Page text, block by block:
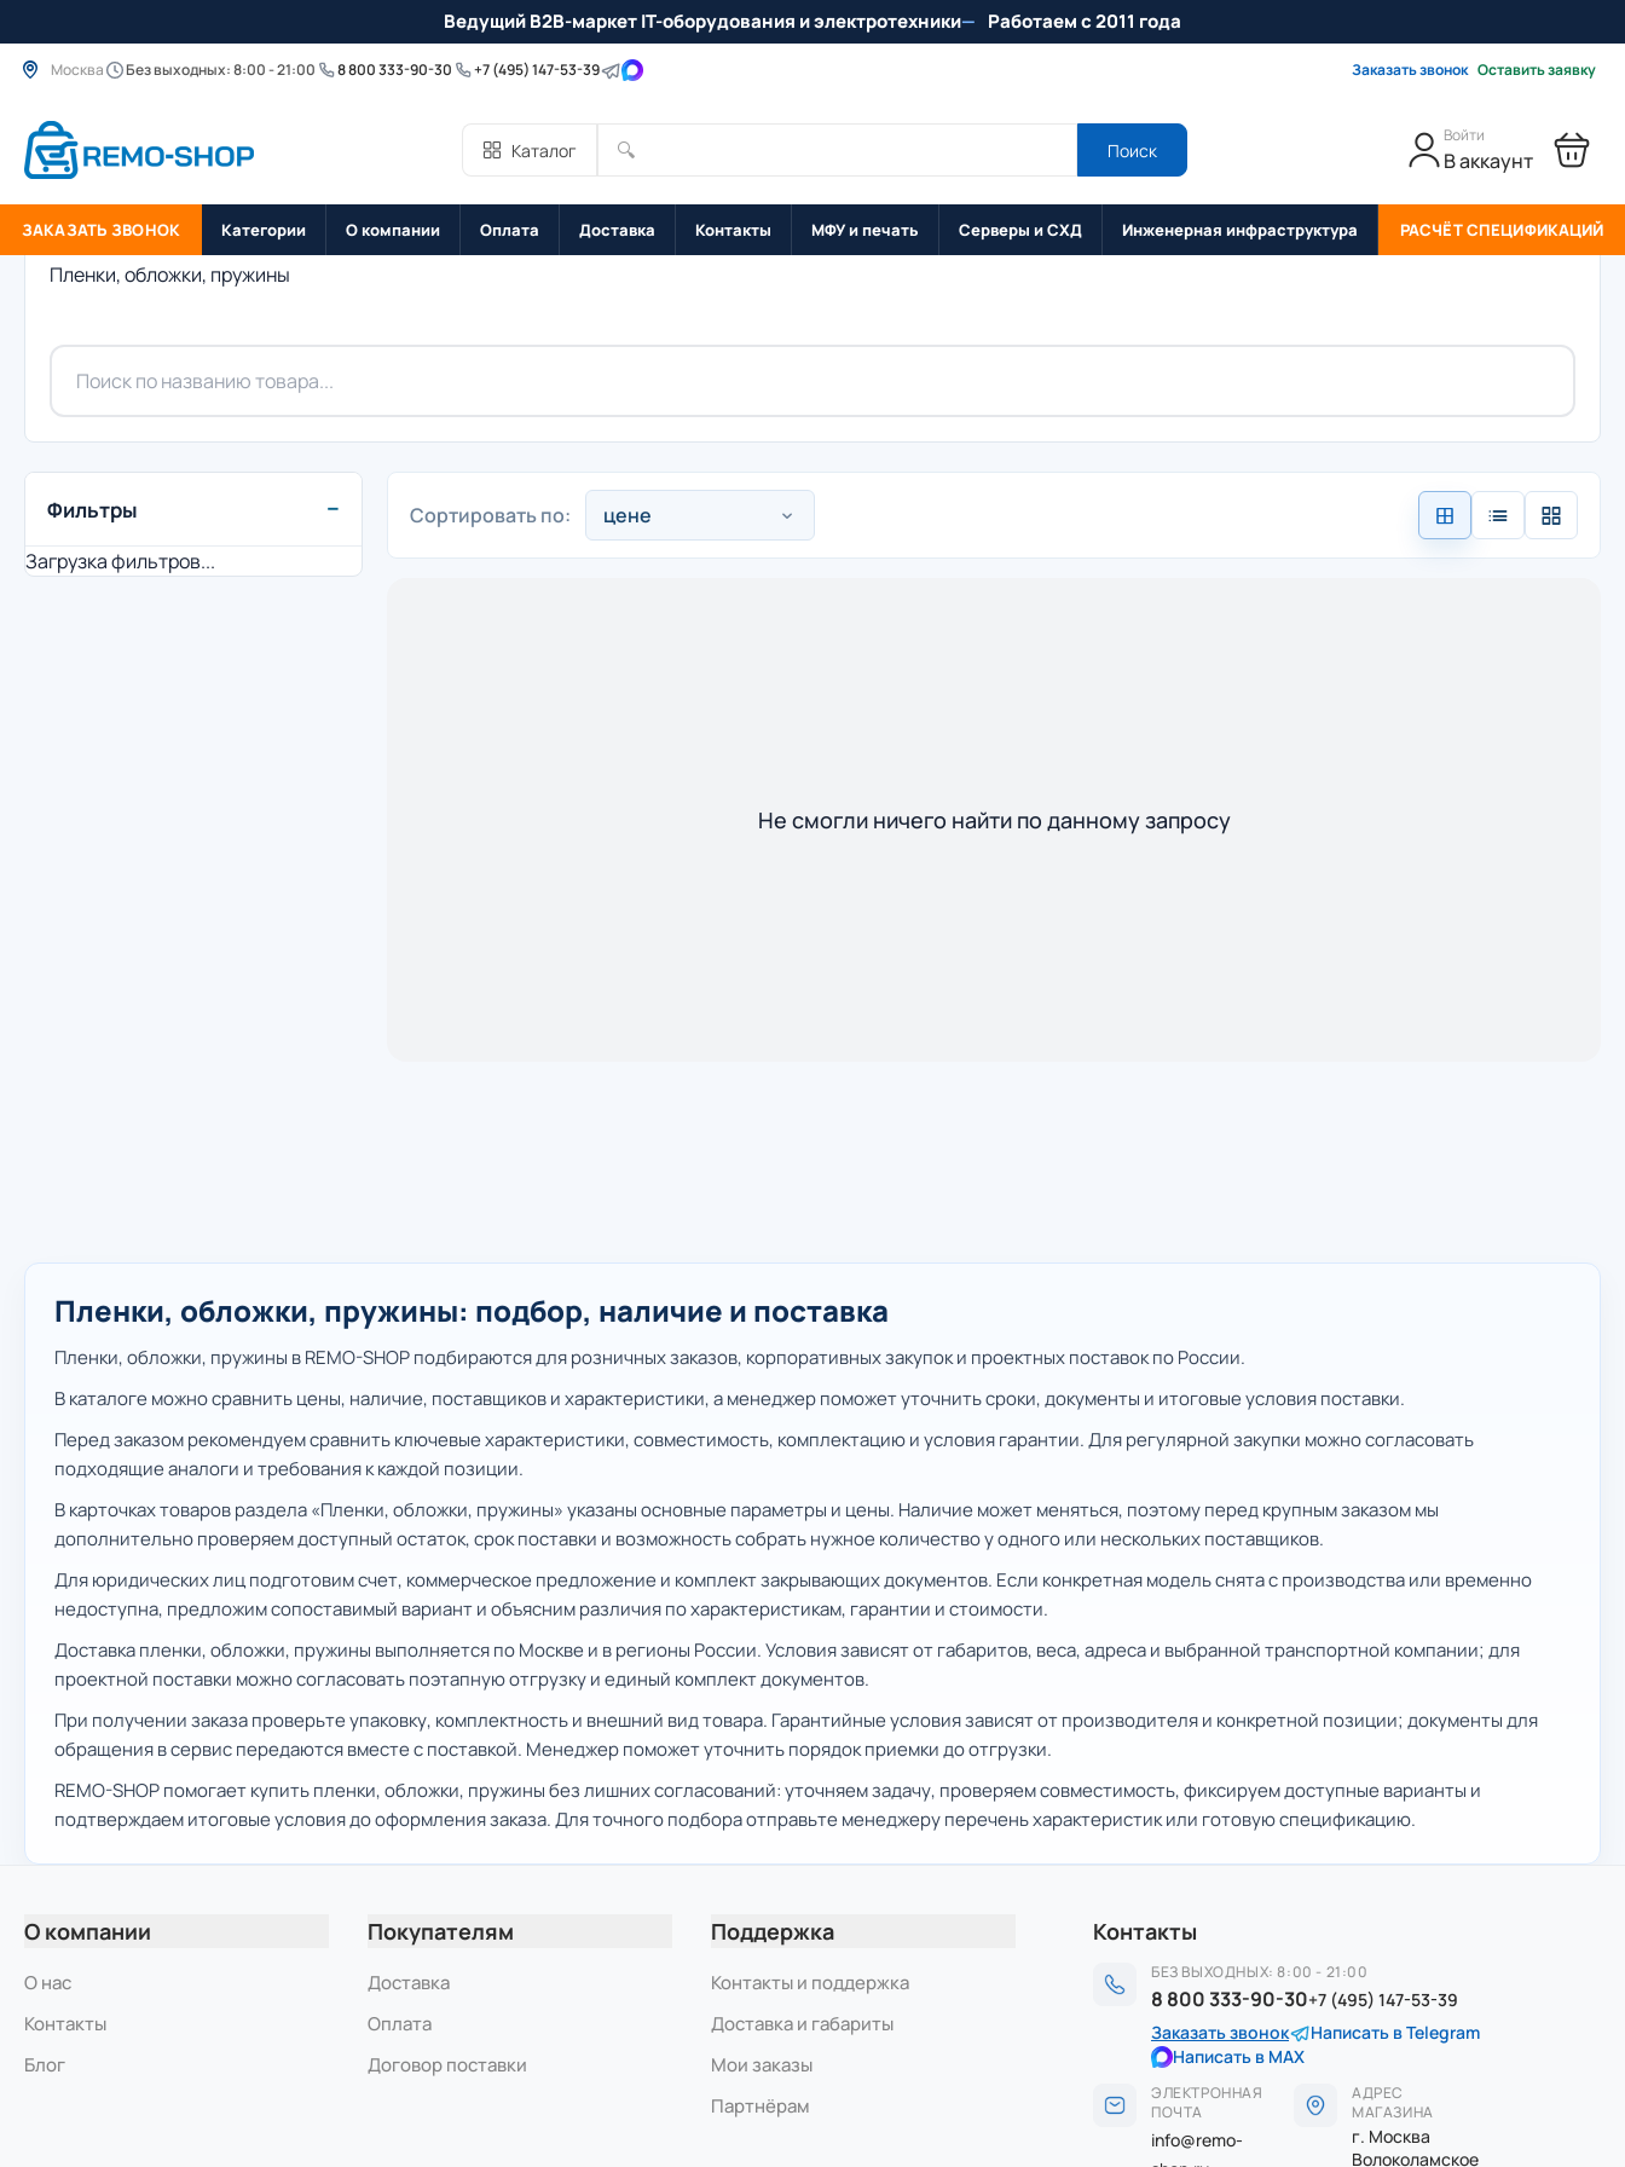
Ведущий B2B-маркет IT-оборудования и электротехники Работаем с 2011 года
Москва Без выходных: 8:00 - 21:00 8 800 333-90-30 +7 (495) 147-53-39 Заказать звонок Оставить заявку
Каталог 🔍 Поиск
Войти
В аккаунт
ЗАКАЗАТЬ ЗВОНОК Категории О компании Оплата Доставка Контакты МФУ и печать Серверы и СХД Инженерная инфраструктура РАСЧЁТ СПЕЦИФИКАЦИЙ
Пленки, обложки, пружины
Фильтры −
Загрузка фильтров...
Сортировать по:
Не смогли ничего найти по данному запросу
Пленки, обложки, пружины: подбор, наличие и поставка
Пленки, обложки, пружины в REMO-SHOP подбираются для розничных заказов, корпоративных закупок и проектных поставок по России.
В каталоге можно сравнить цены, наличие, поставщиков и характеристики, а менеджер поможет уточнить сроки, документы и итоговые условия поставки.
Перед заказом рекомендуем сравнить ключевые характеристики, совместимость, комплектацию и условия гарантии. Для регулярной закупки можно согласовать
подходящие аналоги и требования к каждой позиции.
В карточках товаров раздела «Пленки, обложки, пружины» указаны основные параметры и цены. Наличие может меняться, поэтому перед крупным заказом мы
дополнительно проверяем доступный остаток, срок поставки и возможность собрать нужное количество у одного или нескольких поставщиков.
Для юридических лиц подготовим счет, коммерческое предложение и комплект закрывающих документов. Если конкретная модель снята с производства или временно
недоступна, предложим сопоставимый вариант и объясним различия по характеристикам, гарантии и стоимости.
Доставка пленки, обложки, пружины выполняется по Москве и в регионы России. Условия зависят от габаритов, веса, адреса и выбранной транспортной компании; для
проектной поставки можно согласовать поэтапную отгрузку и единый комплект документов.
При получении заказа проверьте упаковку, комплектность и внешний вид товара. Гарантийные условия зависят от производителя и конкретной позиции; документы для
обращения в сервис передаются вместе с поставкой. Менеджер поможет уточнить порядок приемки до отгрузки.
REMO-SHOP помогает купить пленки, обложки, пружины без лишних согласований: уточняем задачу, проверяем совместимость, фиксируем доступные варианты и
подтверждаем итоговые условия до оформления заказа. Для точного подбора отправьте менеджеру перечень характеристик или готовую спецификацию.
О компании
О нас
Контакты
Блог
Покупателям
Доставка
Оплата
Договор поставки
Поддержка
Контакты и поддержка
Доставка и габариты
Мои заказы
Партнёрам
Контакты
БЕЗ ВЫХОДНЫХ: 8:00 - 21:00
8 800 333-90-30+7 (495) 147-53-39
Заказать звонок
Написать в Telegram
Написать в MAX
ЭЛЕКТРОННАЯ
ПОЧТА
info@remo-
АДРЕС
МАГАЗИНА
г. Москва
Волоколамское